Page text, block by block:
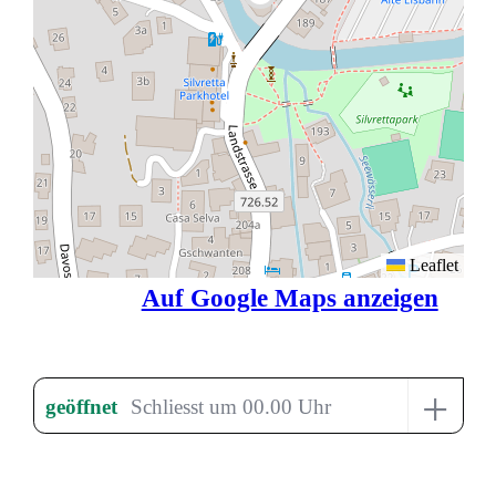
Leaflet
Auf Google Maps anzeigen
geöffnet Schliesst um 00.00 Uhr +